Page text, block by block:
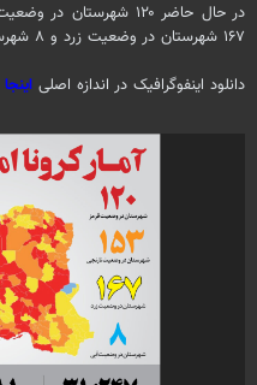
۱۶۷ شهرستان در وضعیت زرد و ۸ شهرستان در وضعیت آبی قرار دارند.
دانلود اینفوگرافیک در اندازه اصلی اینجا